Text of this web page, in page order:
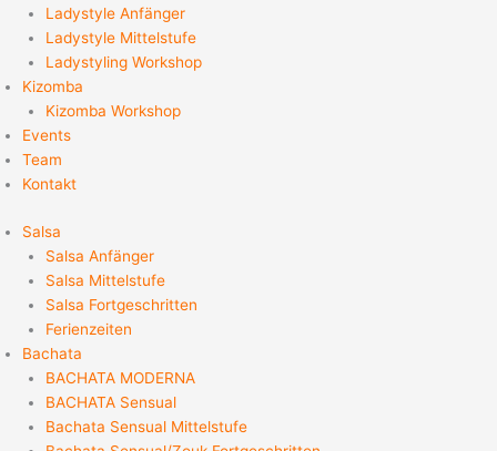
Ladystyle Anfänger
Ladystyle Mittelstufe
Ladystyling Workshop
Kizomba
Kizomba Workshop
Events
Team
Kontakt
Salsa
Salsa Anfänger
Salsa Mittelstufe
Salsa Fortgeschritten
Ferienzeiten
Bachata
BACHATA MODERNA
BACHATA Sensual
Bachata Sensual Mittelstufe